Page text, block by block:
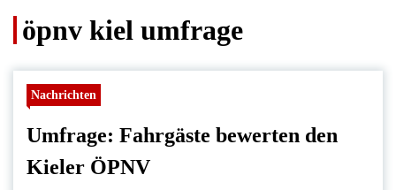
öpnv kiel umfrage
Nachrichten
Umfrage: Fahrgäste bewerten den
Kieler ÖPNV